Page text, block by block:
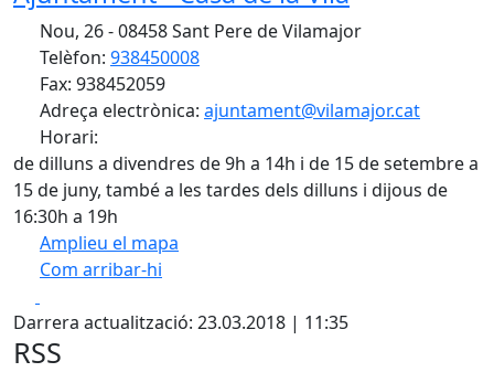
Nou, 26 - 08458 Sant Pere de Vilamajor
Telèfon: 938450008
Fax: 938452059
Adreça electrònica: ajuntament@vilamajor.cat
Horari:
de dilluns a divendres de 9h a 14h i de 15 de setembre a
15 de juny, també a les tardes dels dilluns i dijous de
16:30h a 19h
Amplieu el mapa
Com arribar-hi
+
−
Darrera actualització: 23.03.2018 | 11:35
RSS